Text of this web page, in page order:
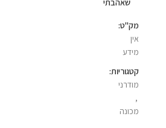
שאהבתי
מק"ט:
אין
מידע
קטגוריות:
מודרני
,
מכונה